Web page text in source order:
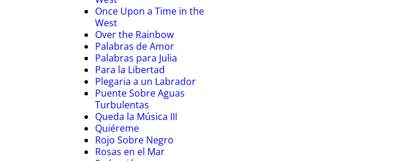
Once Upon a Time in the
West
Over the Rainbow
Palabras de Amor
Palabras para Julia
Para la Libertad
Plegaria a un Labrador
Puente Sobre Aguas
Turbulentas
Queda la Música III
Quiéreme
Rojo Sobre Negro
Rosas en el Mar